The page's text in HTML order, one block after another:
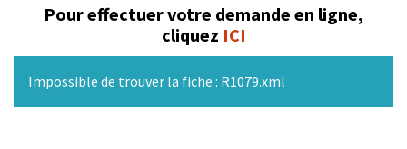
Pour effectuer votre demande en ligne,
cliquez ICI
Impossible de trouver la fiche : R1079.xml